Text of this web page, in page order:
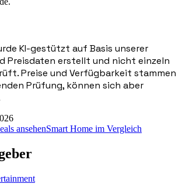
KI-gestützt auf Basis unserer
Preisdaten erstellt und nicht einzeln
Preise und Verfügbarkeit stammen
Prüfung, können sich aber
ansehenSmart Home im Vergleich